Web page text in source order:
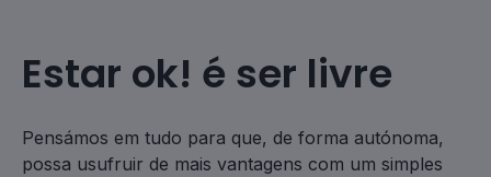
Estar ok! é ser livre
Pensámos em tudo para que, de forma autónoma,
possa usufruir de mais vantagens com um simples